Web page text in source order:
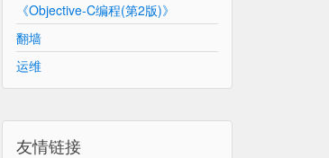
《Objective-C编程(第2版)》
翻墙
运维
友情链接